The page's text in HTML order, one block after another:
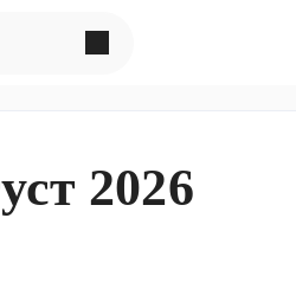
2026